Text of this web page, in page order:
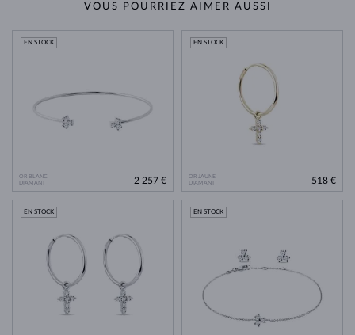
VOUS POURRIEZ AIMER AUSSI
OR BLANC
DIAMANT
EN STOCK
2 257 €
OR JAUNE
DIAMANT
EN STOCK
518 €
EN STOCK EN STOCK